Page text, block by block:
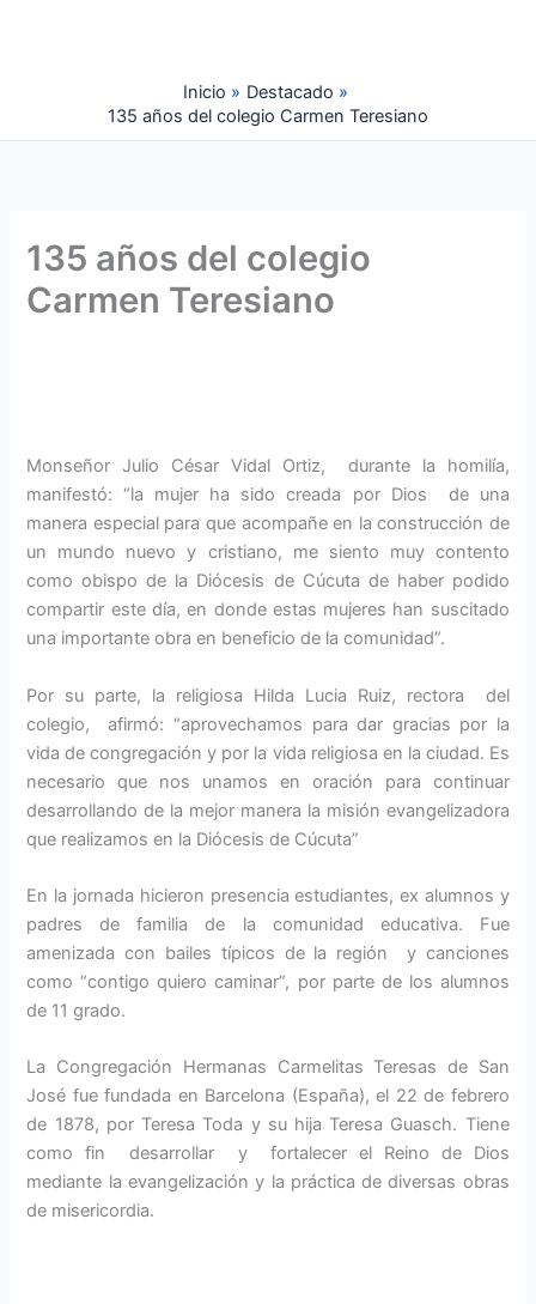
Inicio
Destacado
135 años del colegio Carmen Teresiano
135 años del colegio
Carmen Teresiano
Monseñor Julio César Vidal Ortiz, durante la homilía,
manifestó: “la mujer ha sido creada por Dios de una
manera especial para que acompañe en la construcción de
un mundo nuevo y cristiano, me siento muy contento
como obispo de la Diócesis de Cúcuta de haber podido
compartir este día, en donde estas mujeres han suscitado
una importante obra en beneficio de la comunidad”.
Por su parte, la religiosa Hilda Lucia Ruiz, rectora del
colegio, afirmó: “aprovechamos para dar gracias por la
vida de congregación y por la vida religiosa en la ciudad. Es
necesario que nos unamos en oración para continuar
desarrollando de la mejor manera la misión evangelizadora
que realizamos en la Diócesis de Cúcuta”
En la jornada hicieron presencia estudiantes, ex alumnos y
padres de familia de la comunidad educativa. Fue
amenizada con bailes típicos de la región y canciones
como “contigo quiero caminar”, por parte de los alumnos
de 11 grado.
La Congregación Hermanas Carmelitas Teresas de San
José fue fundada en Barcelona (España), el 22 de febrero
de 1878, por Teresa Toda y su hija Teresa Guasch. Tiene
como fin desarrollar y fortalecer el Reino de Dios
mediante la evangelización y la práctica de diversas obras
de misericordia.